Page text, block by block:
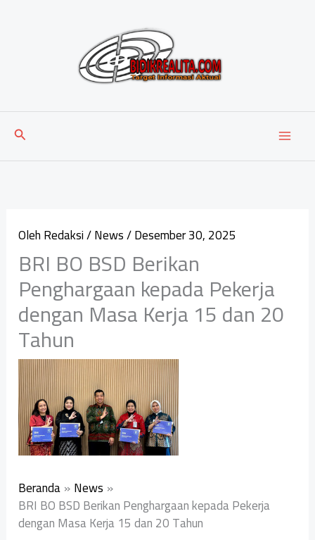
Cari
OlehRedaksi/News/Desember 30, 2025
BRI BO BSD Berikan
Penghargaan kepada Pekerja
dengan Masa Kerja 15 dan 20
Tahun
Beranda News
BRI BO BSD Berikan Penghargaan kepada Pekerja
dengan Masa Kerja 15 dan 20 Tahun